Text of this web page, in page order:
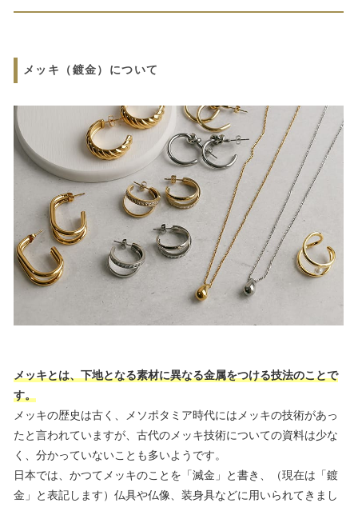
メッキ（鍍金）について
メッキとは、下地となる素材に異なる金属をつける技法のことで
す。
メッキの歴史は古く、メソポタミア時代にはメッキの技術があっ
たと言われていますが、古代のメッキ技術についての資料は少な
く、分かっていないことも多いようです。
日本では、かつてメッキのことを「滅金」と書き、（現在は「鍍
金」と表記します）仏具や仏像、装身具などに用いられてきまし